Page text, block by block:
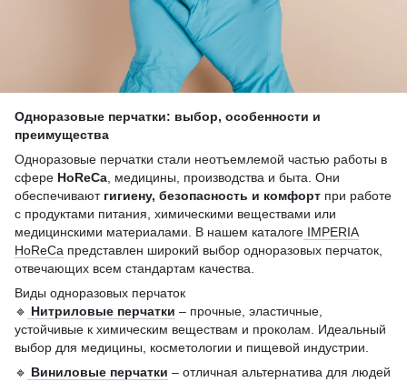
Одноразовые перчатки: выбор, особенности и
преимущества
Одноразовые перчатки стали неотъемлемой частью работы в
сфере HoReCa, медицины, производства и быта. Они
обеспечивают гигиену, безопасность и комфорт при работе
с продуктами питания, химическими веществами или
медицинскими материалами. В нашем каталоге IMPERIA
HoReCa представлен широкий выбор одноразовых перчаток,
отвечающих всем стандартам качества.
Виды одноразовых перчаток
🔹 Нитриловые перчатки – прочные, эластичные,
устойчивые к химическим веществам и проколам. Идеальный
выбор для медицины, косметологии и пищевой индустрии.
🔹 Виниловые перчатки – отличная альтернатива для людей